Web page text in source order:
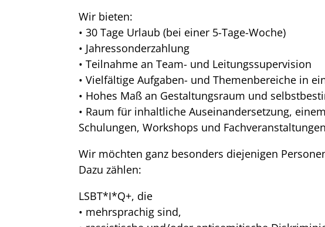
Wir bieten:
• 30 Tage Urlaub (bei einer 5-Tage-Woche)
• Jahressonderzahlung
• Teilnahme an Team- und Leitungssupervision
• Vielfältige Aufgaben- und Themenbereiche in
• Hohes Maß an Gestaltungsraum und
• Raum für inhaltliche Auseinandersetzung,
Schulungen, Workshops und
Wir möchten ganz besonders diejenigen
Dazu zählen:
LSBT*I*Q+, die
• mehrsprachig sind,